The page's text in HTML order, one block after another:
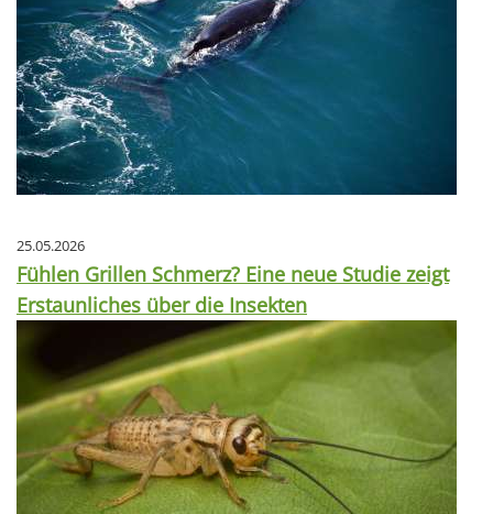
25.05.2026
Fühlen Grillen Schmerz? Eine neue Studie zeigt
Erstaunliches über die Insekten